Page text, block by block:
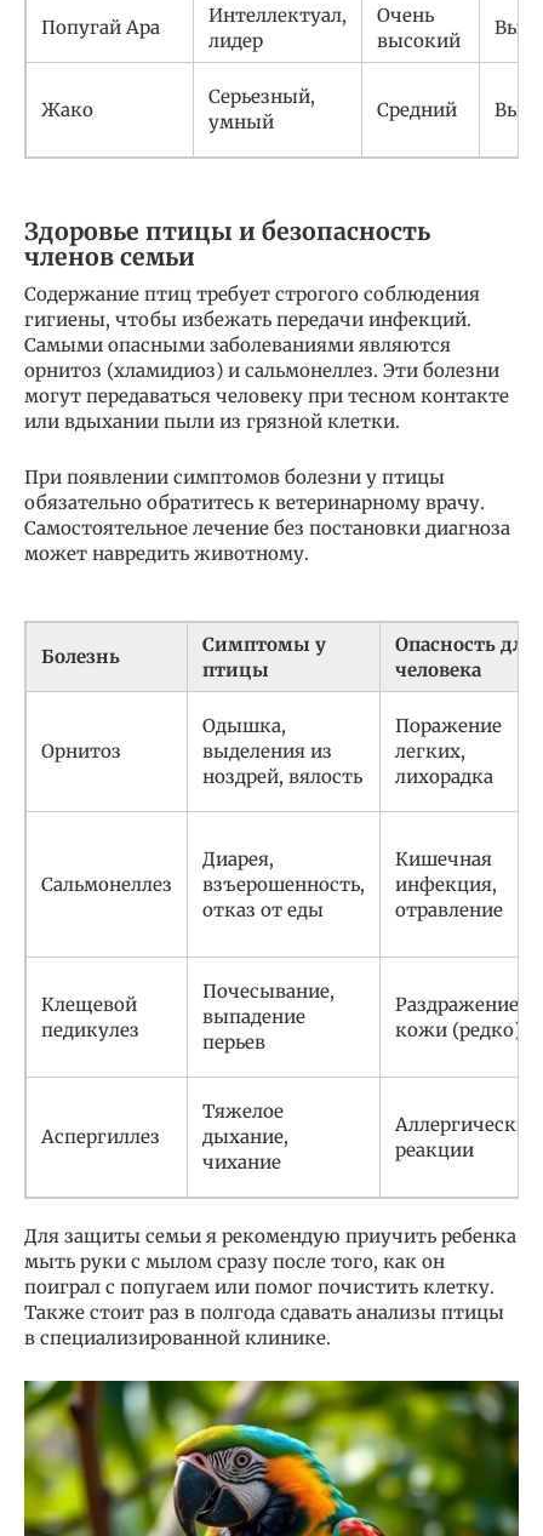
Попугай Ара
Интеллектуал,
лидер
Очень
высокий
Жако
Серьезный,
умный
Средний
Здоровье птицы и безопасность
членов семьи
Содержание птиц требует строгого соблюдения
гигиены, чтобы избежать передачи инфекций.
Самыми опасными заболеваниями являются
орнитоз (хламидиоз) и сальмонеллез. Эти болезни
могут передаваться человеку при тесном контакте
или вдыхании пыли из грязной клетки.
При появлении симптомов болезни у птицы
обязательно обратитесь к ветеринарному врачу.
Самостоятельное лечение без постановки диагноза
может навредить животному.
Болезнь
Симптомы у
птицы
Опасность для
человека
Орнитоз
Одышка,
выделения из
ноздрей, вялость
Поражение
легких,
лихорадка
Сальмонеллез
Диарея,
взъерошенность,
отказ от еды
Кишечная
инфекция,
отравление
Клещевой
педикулез
Почесывание,
выпадение
перьев
Раздражение
кожи (редко)
Аспергиллез
Тяжелое
дыхание,
чихание
Аллергические
реакции
Для защиты семьи я рекомендую приучить ребенка
мыть руки с мылом сразу после того, как он
поиграл с попугаем или помог почистить клетку.
Также стоит раз в полгода сдавать анализы птицы
в специализированной клинике.